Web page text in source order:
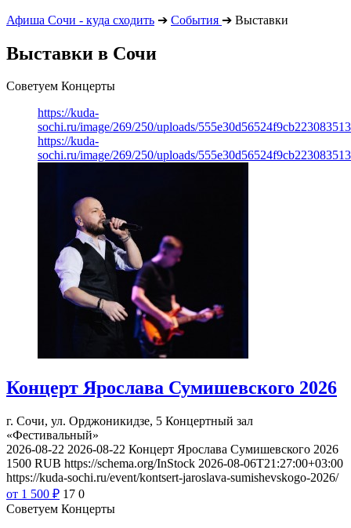
Афиша Сочи - куда сходить ➔ События ➔ Выставки
Выставки в Сочи
Советуем Концерты
https://kuda-
sochi.ru/image/269/250/uploads/
https://kuda-
sochi.ru/image/269/250/uploads/
Концерт Ярослава Сумишевского 2026
г. Сочи, ул. Орджоникидзе, 5 Концертный зал
«Фестивальный»
2026-08-22 2026-08-22 Концерт Ярослава Сумишевского 2026
1500 RUB https://schema.org/InStock 2026-08-06T21:27:00+03:00
https://kuda-sochi.ru/event/kontsert-jaroslava-sumishevskogo-2026/
от 1 500 ₽ 17 0
Советуем Концерты